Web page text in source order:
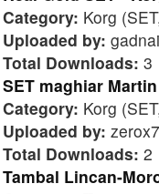
Category: Korg
Uploaded by:
Total Downloads: 3
SET maghiar
Category: Korg
Uploaded by:
Total Downloads: 2
Tambal Lincan-